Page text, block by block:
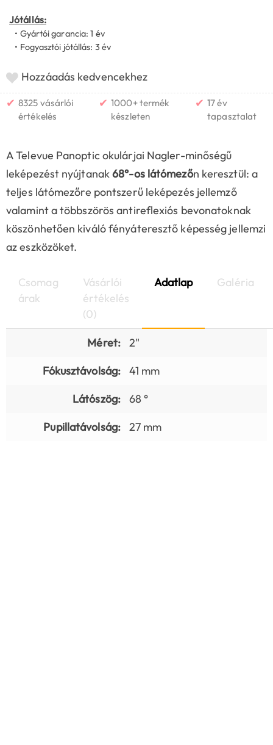
Jótállás:
• Gyártói garancia: 1 év
• Fogyasztói jótállás: 3 év
Hozzáadás kedvencekhez
✔ 8325 vásárlói
értékelés
✔ 1000+ termék
készleten
✔ 17 év
tapasztalat
A Televue Panoptic okulárjai Nagler-minőségű
leképezést nyújtanak68°-os látómezőn keresztül: a
teljes látómezőre pontszerű leképezés jellemző
valamint a többszörös antireflexiós bevonatoknak
köszönhetően kiváló fényáteresztő képesség jellemzi
az eszközöket.
Csomag
árak
Vásárlói
értékelés
(0)
Adatlap Galéria
Méret:
2"
Fókusztávolság:
41 mm
Látószög:
68 °
Pupillatávolság:
27 mm